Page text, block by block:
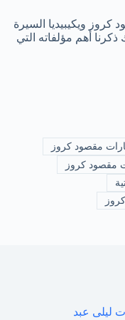
كروز ويكيبيديا السيرة
أهم مؤلفاته التي
مقصود كروز
مقصود كروز
ليلى عبد